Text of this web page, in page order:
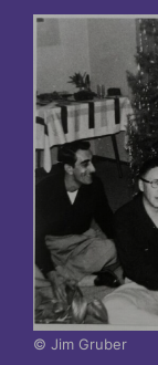
© Jim Gruber